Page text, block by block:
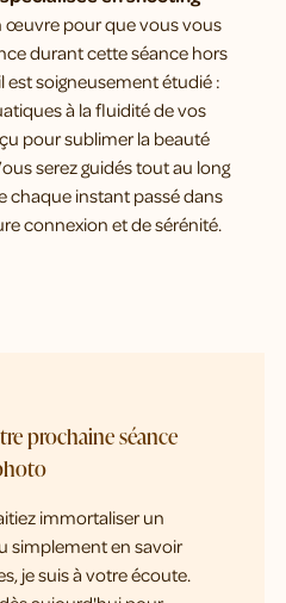
œuvre pour que vous vous
durant cette séance hors
soigneusement étudié :
à la fluidité de vos
pour sublimer la beauté
serez guidés tout au long
chaque instant passé dans
connexion et de sérénité.
prochaine séance
immortaliser un
simplement en savoir
je suis à votre écoute.